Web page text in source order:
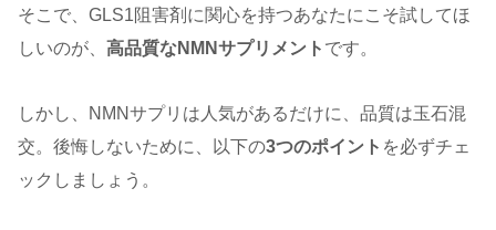
そこで、GLS1阻害剤に関心を持つあなたにこそ試してほ
しいのが、 高品質なNMNサプリメント です。
しかし、NMNサプリは人気があるだけに、品質は玉石混
交。後悔しないために、以下の3つのポイント を必ずチェ
ックしましょう。